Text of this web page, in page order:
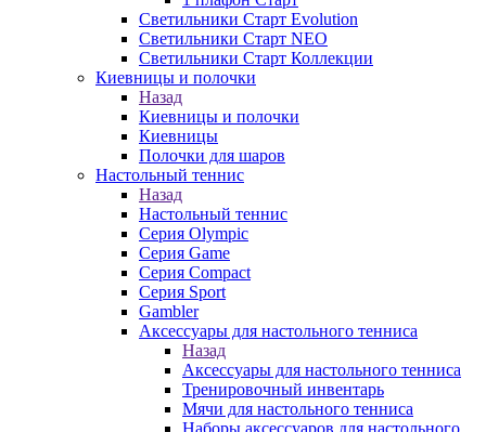
Светильники Старт Evolution
Светильники Старт NEO
Светильники Старт Коллекции
Киевницы и полочки
Назад
Киевницы и полочки
Киевницы
Полочки для шаров
Настольный теннис
Назад
Настольный теннис
Серия Olympic
Серия Game
Серия Compact
Серия Sport
Gambler
Аксессуары для настольного тенниса
Назад
Аксессуары для настольного тенниса
Тренировочный инвентарь
Мячи для настольного тенниса
Наборы аксессуаров для настольного